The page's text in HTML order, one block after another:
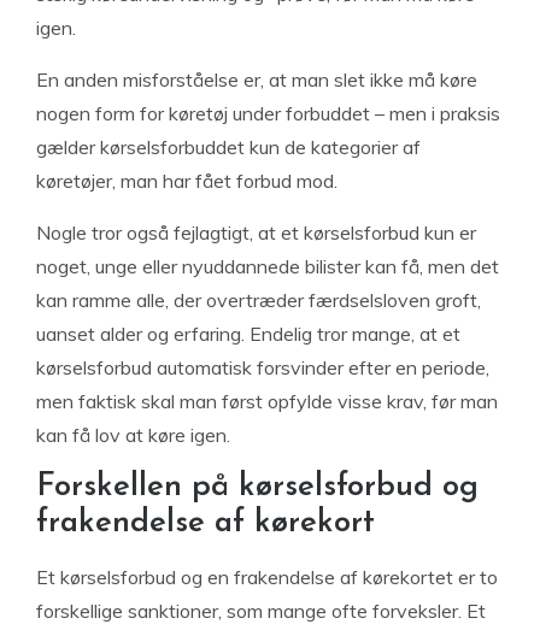
igen.
En anden misforståelse er, at man slet ikke må køre
nogen form for køretøj under forbuddet – men i praksis
gælder kørselsforbuddet kun de kategorier af
køretøjer, man har fået forbud mod.
Nogle tror også fejlagtigt, at et kørselsforbud kun er
noget, unge eller nyuddannede bilister kan få, men det
kan ramme alle, der overtræder færdselsloven groft,
uanset alder og erfaring. Endelig tror mange, at et
kørselsforbud automatisk forsvinder efter en periode,
men faktisk skal man først opfylde visse krav, før man
kan få lov at køre igen.
Forskellen på kørselsforbud og
frakendelse af kørekort
Et kørselsforbud og en frakendelse af kørekortet er to
forskellige sanktioner, som mange ofte forveksler. Et